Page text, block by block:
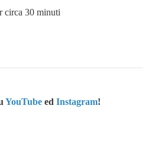
circa 30 minuti
YouTube ed Instagram!